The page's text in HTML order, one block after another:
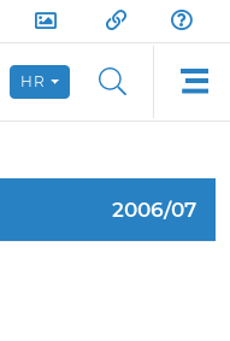
HR
2006/07